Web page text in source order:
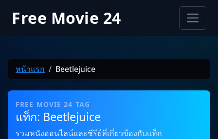
Free Movie 24
หน้าแรก Beetlejuice
FREE MOVIE 24 TAG
แท็ก: Beetlejuice
รวมหนังออนไลน์และซีรีย์ที่เกี่ยวข้องกับแท็ก